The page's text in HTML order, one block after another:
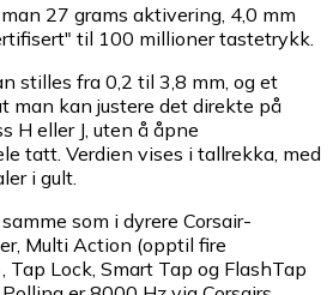
27 grams aktivering, 4,0 mm
til 100 millioner tastetrykk.
stilles fra 0,2 til 3,8 mm, og et
man kan justere det direkte på
H eller J, uten å åpne
tatt. Verdien vises i tallrekka, med
i gult.
som i dyrere Corsair-
Multi Action (opptil fire
Lock, Smart Tap og FlashTap